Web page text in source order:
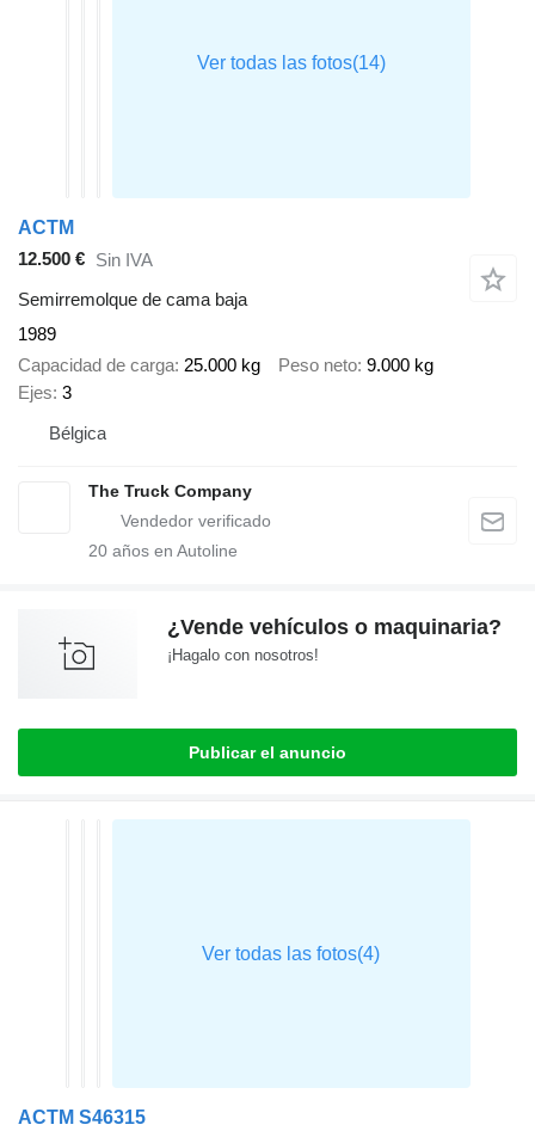
ACTM
12.500 € Sin IVA
Semirremolque de cama baja
1989
Capacidad de carga 25.000 kg Peso neto 9.000 kg
Ejes 3
Bélgica
The Truck Company
20 años en Autoline
¿Vende vehículos o maquinaria?
¡Hagalo con nosotros!
Publicar el anuncio
ACTM S46315